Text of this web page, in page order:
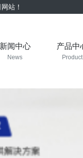
站！
新闻中心
News
产品中
Product